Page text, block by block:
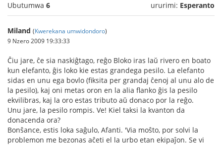
Ubutumwa 6 ururimi: Esperanto
Miland (Kwerekana umwidondoro)
9 Nzero 2009 19:33:33
Ĉiu jare, ĉe sia naskiĝtago, reĝo Bloko iras laŭ rivero en boato
kun elefanto, ĝis loko kie estas grandega pesilo. La elefanto
sidas en unu ega bovlo (fiksita per grandaj ĉenoj al unu alo de
la pesilo), kaj oni metas oron en la alia flanko ĝis la pesilo
ekvilibras, kaj la oro estas tributo aŭ donaco por la reĝo.
Unu jare, la pesilo rompis. Ve! Kiel taksi la kvanton da
donacenda ora?
Bonŝance, estis loka saĝulo, Afanti. 'Via moŝto, por solvi la
problemon me bezonas aĉeti el la urbo etan ekipaĵon. Se vi